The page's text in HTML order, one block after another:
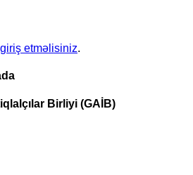
giriş etməlisiniz.
Birliyi (GAİB)